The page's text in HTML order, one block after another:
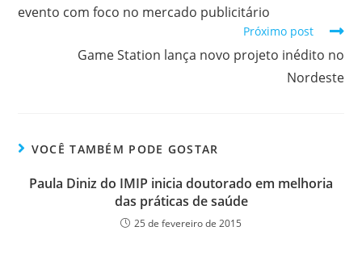
evento com foco no mercado publicitário
Próximo post
Game Station lança novo projeto inédito no
Nordeste
VOCÊ TAMBÉM PODE GOSTAR
Paula Diniz do IMIP inicia doutorado em melhoria
das práticas de saúde
25 de fevereiro de 2015